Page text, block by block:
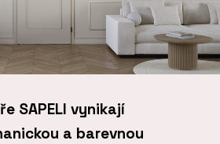
SAPELI vynikají
a barevnou